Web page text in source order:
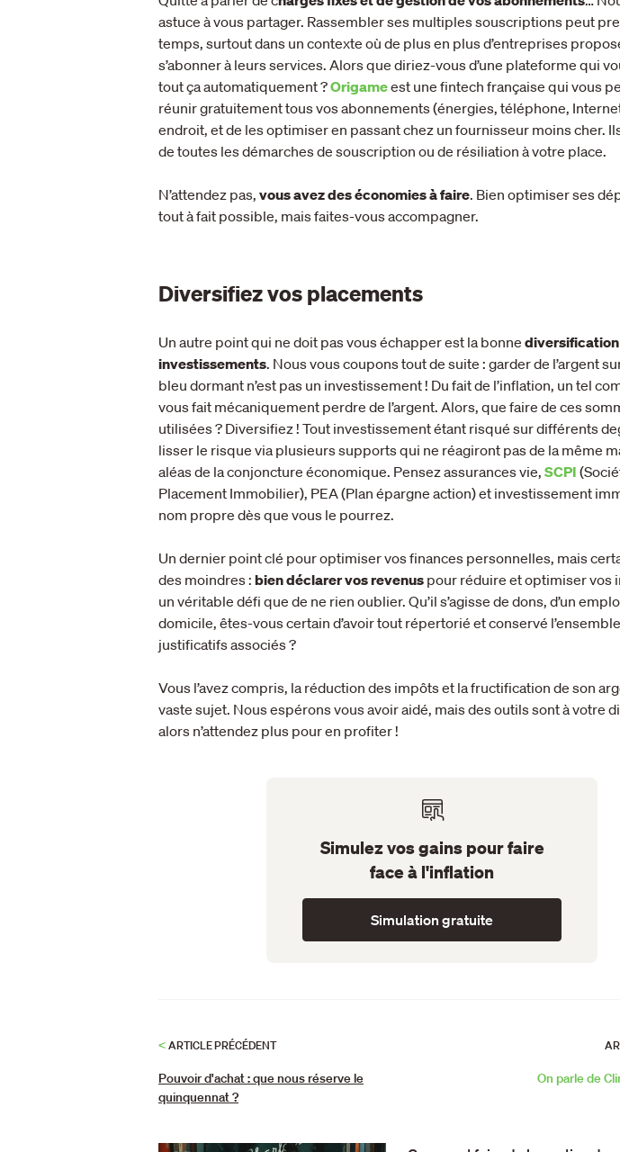
astuce à vous partager. Rassembler ses multiples souscriptions peut
temps, surtout dans un contexte où de plus en plus d’entreprises
s’abonner à leurs services. Alors que diriez-vous d’une plateforme qui
tout ça automatiquement ?Origameest une fintech française qui vous
réunir gratuitement tous vos abonnements (énergies, téléphone,
endroit, et de les optimiser en passant chez un fournisseur moins cher.
de toutes les démarches de souscription ou de résiliation à votre place.
N’attendez pas, vous avez des économies à faire. Bien optimiser ses
tout à fait possible, mais faites-vous accompagner.
Diversifiez vos placements
Un autre point qui ne doit pas vous échapper est la bonne
investissements. Nous vous coupons tout de suite : garder de l’argent
bleu dormant n’est pas un investissement ! Du fait de l’inflation, un tel
vous fait mécaniquement perdre de l’argent. Alors, que faire de ces
utilisées ? Diversifiez ! Tout investissement étant risqué sur différents
lisser le risque via plusieurs supports qui ne réagiront pas de la même
aléas de la conjoncture économique. Pensez assurances vie, SCPI
Placement Immobilier), PEA (Plan épargne action) et investissement
nom propre dès que vous le pourrez.
Un dernier point clé pour optimiser vos finances personnelles, mais
des moindres : bien déclarer vos revenus pour réduire et optimiser vos
un véritable défi que de ne rien oublier. Qu’il s’agisse de dons, d’un
domicile, êtes-vous certain d’avoir tout répertorié et conservé
justificatifs associés ?
Vous l’avez compris, la réduction des impôts et la fructification de son
vaste sujet. Nous espérons vous avoir aidé, mais des outils sont à votre
alors n’attendez plus pour en profiter !
Simulez vos gains pour faire
face à l'inflation
Simulation gratuite
<ARTICLE PRÉCÉDENT
Pouvoir d'achat : que nous réserve le
quinquennat ?
On parle de